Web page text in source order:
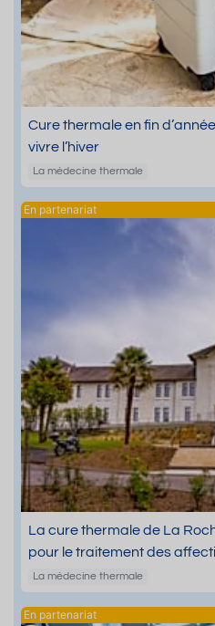
Cure thermale en fin
vivre l’hiver
La médecine thermale
La cure thermale de La
pour le traitement des
La médecine thermale